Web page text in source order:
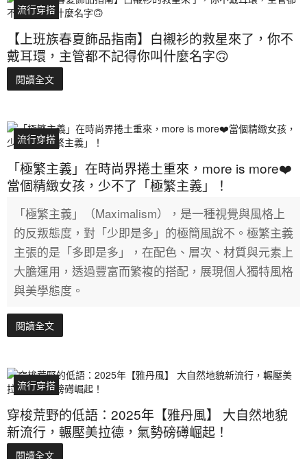
流行穿搭
【上班族春夏飾品指南】白襯衫的救星來了，你不
戴耳環，主管都不記得你叫什麼名字🙃
閱讀全文
流行穿搭
「極繁主義」在時尚界捲土重來，more is more❤️
當個精緻女孩，少不了「極繁主義」！
「極繁主義」（Maximalism），是一種視覺與風格上
的反叛態度，對「少即是多」的極簡風說不。極繁主義
主張的是「多即是多」，在配色、層次、材質與元素上
大膽運用，透過豐富而繁複的搭配，展現個人獨特風格
與美學態度。
閱讀全文
流行穿搭
穿梭荒野的低語：2025年【雅丹風】 大自然地貌
新流行，輾壓美拉德，氣勢磅礡崛起！
閱讀全文